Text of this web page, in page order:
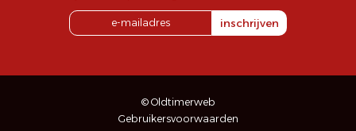
inschrijven
© Oldtimerweb
Gebruikersvoorwaarden